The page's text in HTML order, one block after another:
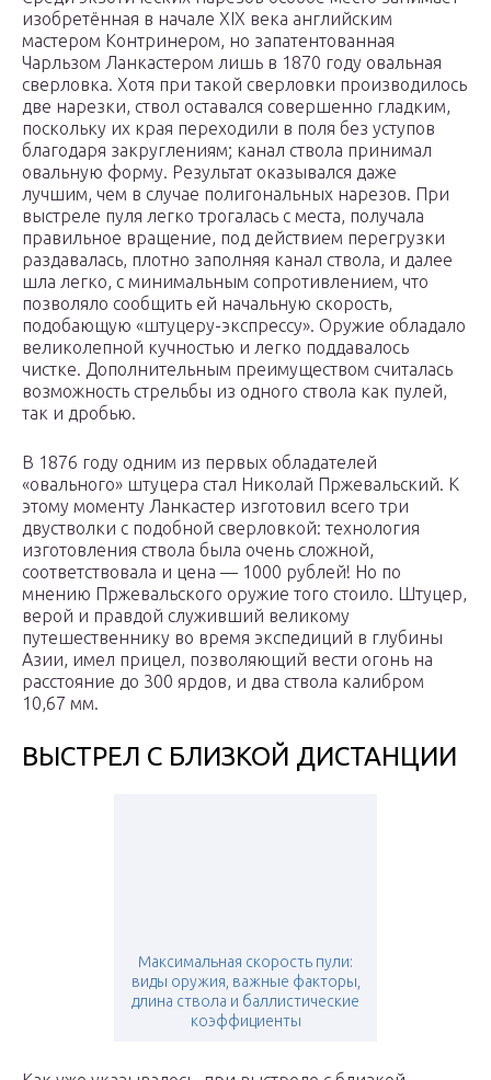
изобретённая в начале XIX века английским
мастером Контринером, но запатентованная
Чарльзом Ланкастером лишь в 1870 году овальная
сверловка. Хотя при такой сверловки производилось
две нарезки, ствол оставался совершенно гладким,
поскольку их края переходили в поля без уступов
благодаря закруглениям; канал ствола принимал
овальную форму. Результат оказывался даже
лучшим, чем в случае полигональных нарезов. При
выстреле пуля легко трогалась с места, получала
правильное вращение, под действием перегрузки
раздавалась, плотно заполняя канал ствола, и далее
шла легко, с минимальным сопротивлением, что
позволяло сообщить ей начальную скорость,
подобающую «штуцеру-экспрессу». Оружие обладало
великолепной кучностью и легко поддавалось
чистке. Дополнительным преимуществом считалась
возможность стрельбы из одного ствола как пулей,
так и дробью.
В 1876 году одним из первых обладателей
«овального» штуцера стал Николай Пржевальский. К
этому моменту Ланкастер изготовил всего три
двустволки с подобной сверловкой: технология
изготовления ствола была очень сложной,
соответствовала и цена — 1000 рублей! Но по
мнению Пржевальского оружие того стоило. Штуцер,
верой и правдой служивший великому
путешественнику во время экспедиций в глубины
Азии, имел прицел, позволяющий вести огонь на
расстояние до 300 ярдов, и два ствола калибром
10,67 мм.
ВЫСТРЕЛ С БЛИЗКОЙ ДИСТАНЦИИ
Максимальная скорость пули:
виды оружия, важные факторы,
длина ствола и баллистические
коэффициенты